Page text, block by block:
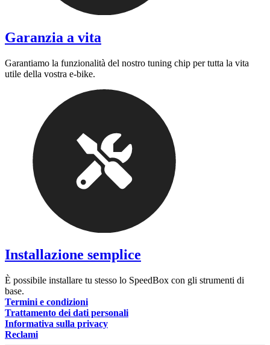
Garanzia a vita
Garantiamo la funzionalità del nostro tuning chip per tutta la vita
utile della vostra e-bike.
Installazione semplice
È possibile installare tu stesso lo SpeedBox con gli strumenti di
base.
Termini e condizioni
Trattamento dei dati personali
Informativa sulla privacy
Reclami